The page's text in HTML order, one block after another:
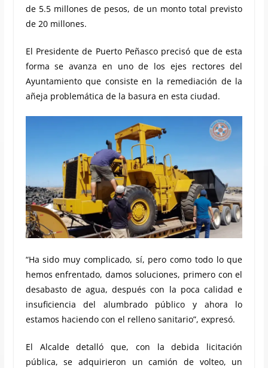
de 5.5 millones de pesos, de un monto total previsto
de 20 millones.
El Presidente de Puerto Peñasco precisó que de esta
forma se avanza en uno de los ejes rectores del
Ayuntamiento que consiste en la remediación de la
añeja problemática de la basura en esta ciudad.
“Ha sido muy complicado, sí, pero como todo lo que
hemos enfrentado, damos soluciones, primero con el
desabasto de agua, después con la poca calidad e
insuficiencia del alumbrado público y ahora lo
estamos haciendo con el relleno sanitario”, expresó.
El Alcalde detalló que, con la debida licitación
pública, se adquirieron un camión de volteo, un